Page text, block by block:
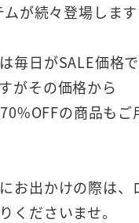
が続々登場します
毎日がSALE価格
がその価格から
の商品もご
お出かけの際は、
くださいませ。